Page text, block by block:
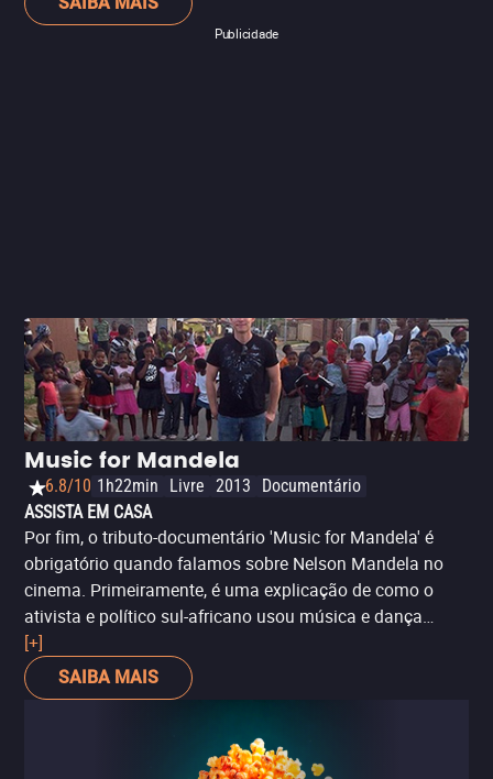
durante os mais diferentes momentos da vida de Nelson
circundava Nelson Mandela.
Publicidade
Music for Mandela
6.8/10 1h22min Livre 2013
Documentário
ASSISTA EM CASA
Por fim, o tributo-documentário 'Music for Mandela' é
obrigatório quando falamos sobre Nelson Mandela no
cinema. Primeiramente, é uma explicação de como o
ativista e político sul-africano usou música e dança
como ferramentas de unificação política contra o
apartheid, em uma influência social que ainda pode ser
vista ainda hoje na África do Sul. E em segundo lugar, o
música em geral tem o poder de inspirar, libertar e
[+]
SAIBA MAIS